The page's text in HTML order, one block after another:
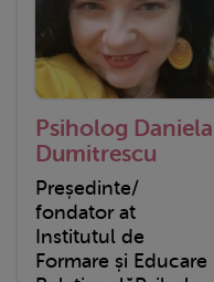
Psiholog Daniela
Dumitrescu
Președinte/
fondator at
Institutul de
Formare și Educare